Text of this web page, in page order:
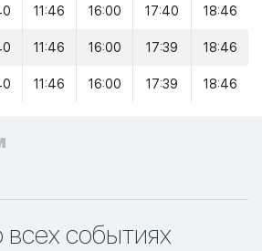
11:46 16:00 17:40 18:46
11:46 16:00 17:39 18:46
11:46 16:00 17:39 18:46
всех событиях